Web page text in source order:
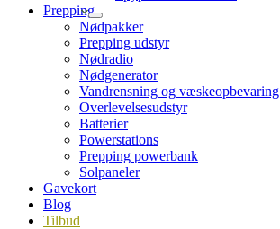
Prepping
Nødpakker
Prepping udstyr
Nødradio
Nødgenerator
Vandrensning og væskeopbevaring
Overlevelsesudstyr
Batterier
Powerstations
Prepping powerbank
Solpaneler
Gavekort
Blog
Tilbud